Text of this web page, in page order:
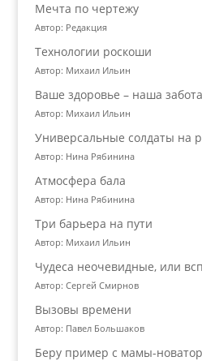
Мечта по чертежу
Автор: Редакция
Технологии роскоши
Автор: Михаил Ильин
Ваше здоровье – наша забота
Автор: Михаил Ильин
Универсальные солдаты на
Автор: Нина Рябинина
Атмосфера бала
Автор: Нина Рябинина
Три барьера на пути
Автор: Михаил Ильин
Чудеса неочевидные, или
Автор: Сергей Смирнов
Вызовы времени
Автор: Павел Большаков
Беру пример с мамы-